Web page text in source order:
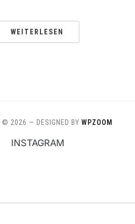
WEITERLESEN
© 2026 — DESIGNED BY WPZOOM
INSTAGRAM